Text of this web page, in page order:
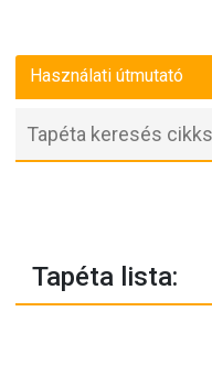
Használati útmutató
Tapéta lista: